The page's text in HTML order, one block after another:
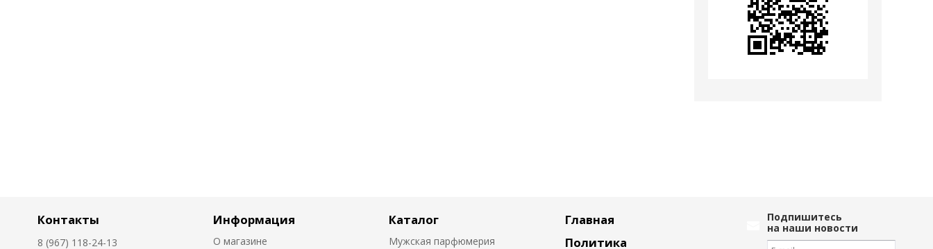
Контакты
8 (967) 118-24-13
Информация
О магазине
Каталог
Мужская парфюмерия
Главная
Политика
Подпишитесь
на наши новости